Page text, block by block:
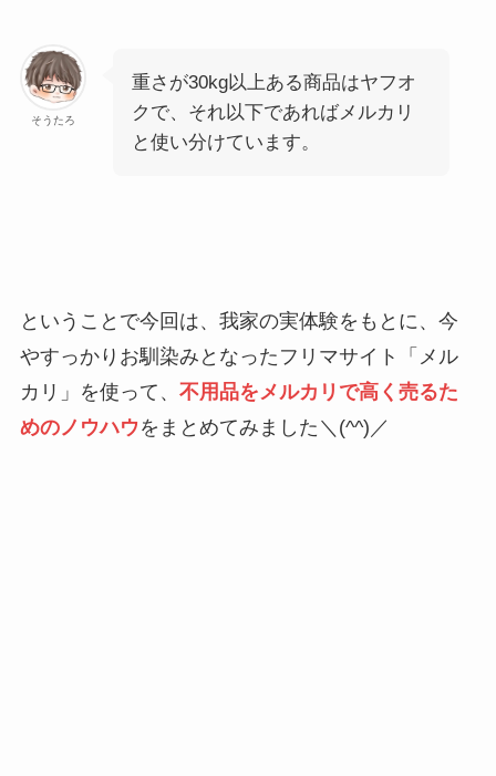
そうたろ
重さが30kg以上ある商品はヤフオ
クで、それ以下であればメルカリ
と使い分けています。
ということで今回は、我家の実体験をもとに、今
やすっかりお馴染みとなったフリマサイト「メル
カリ」を使って、 不用品をメルカリで高く売るた
めのノウハウをまとめてみました＼(^^)／